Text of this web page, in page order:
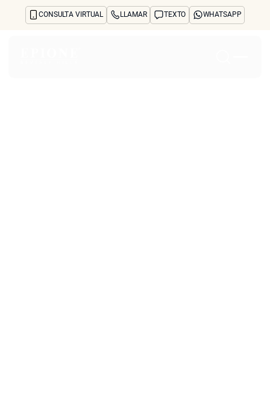
CONSULTA VIRTUAL LLAMAR TEXTO WHATSAPP